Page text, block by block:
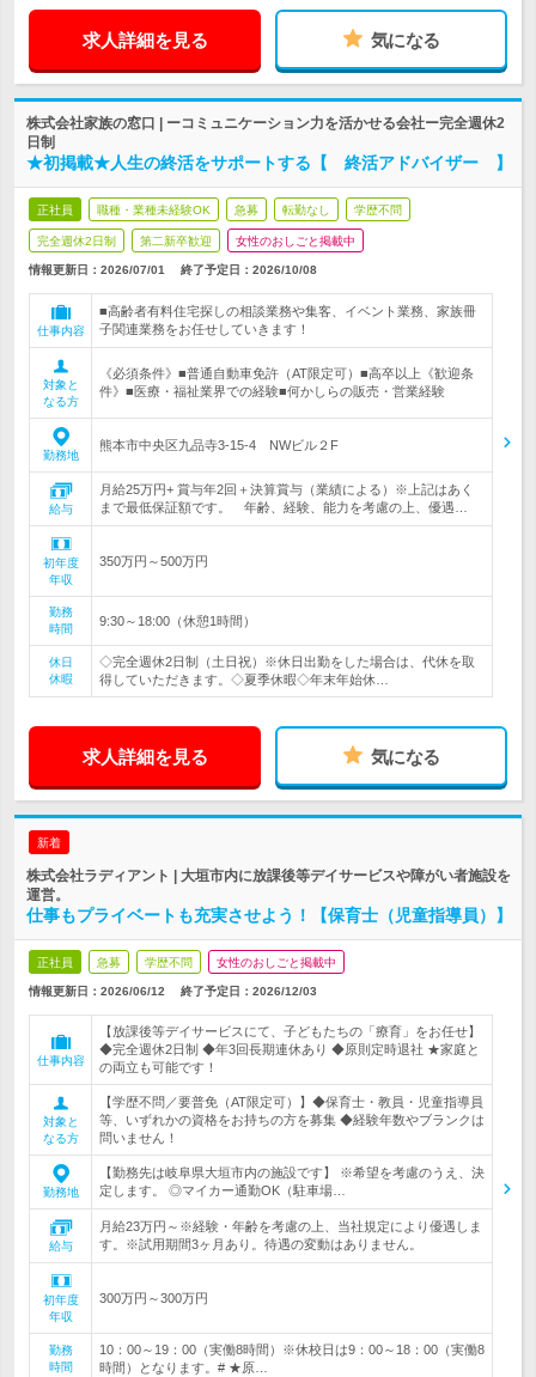
求人詳細を見る 気になる
株式会社家族の窓口 | ーコミュニケーション力を活かせる会社ー完全週休2
日制
★初掲載★人生の終活をサポートする【 終活アドバイザー 】
正社員 職種・業種未経験OK 急募 転勤なし 学歴不問
完全週休2日制 第二新卒歓迎 女性のおしごと掲載中
情報更新日：2026/07/01 終了予定日： 2026/10/08
仕事内容
■高齢者有料住宅探しの相談業務や集客、イベント業務、家族冊
子関連業務をお任せしていきます！
対象と
なる方
《必須条件》■普通自動車免許（AT限定可）■高卒以上《歓迎条
件》■医療・福祉業界での経験■何かしらの販売・営業経験
勤務地
熊本市中央区九品寺3-15-4 NWビル２F
給与
月給25万円+ 賞与年2回＋決算賞与（業績による）※上記はあく
まで最低保証額です。 年齢、経験、能力を考慮の上、優遇…
初年度
年収
350万円～500万円
勤務
時間
9:30～18:00（休憩1時間）
休日
休暇
◇完全週休2日制（土日祝）※休日出勤をした場合は、代休を取
得していただきます。◇夏季休暇◇年末年始休…
求人詳細を見る 気になる
新着
株式会社ラディアント | 大垣市内に放課後等デイサービスや障がい者施設を
運営。
仕事もプライベートも充実させよう！【保育士（児童指導員）】
正社員 急募 学歴不問 女性のおしごと掲載中
情報更新日：2026/06/12 終了予定日： 2026/12/03
仕事内容
【放課後等デイサービスにて、子どもたちの「療育」をお任せ】
◆完全週休2日制 ◆年3回長期連休あり ◆原則定時退社 ★家庭と
の両立も可能です！
対象と
なる方
【学歴不問／要普免（AT限定可）】◆保育士・教員・児童指導員
等、いずれかの資格をお持ちの方を募集 ◆経験年数やブランクは
問いません！
勤務地
【勤務先は岐阜県大垣市内の施設です】 ※希望を考慮のうえ、決
定します。 ◎マイカー通勤OK（駐車場…
給与
月給23万円～※経験・年齢を考慮の上、当社規定により優遇しま
す。※試用期間3ヶ月あり。待遇の変動はありません。
初年度
年収
300万円～300万円
勤務
時間
10：00～19：00（実働8時間）※休校日は9：00～18：00（実働8
時間）となります。# ★原…